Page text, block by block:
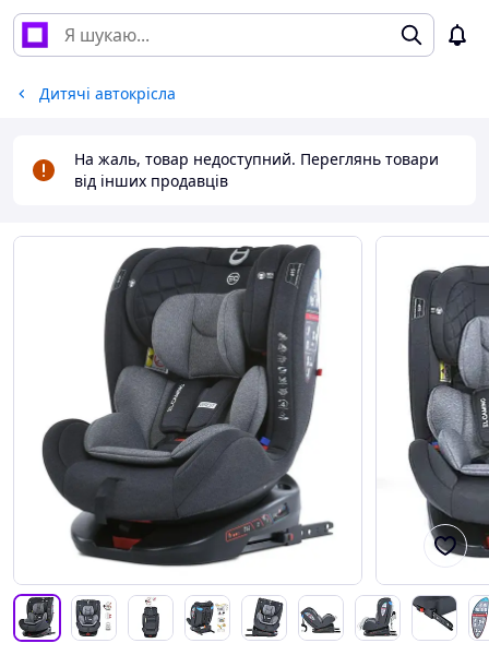
Дитячі автокрісла
На жаль, товар недоступний. Переглянь товари
від інших продавців